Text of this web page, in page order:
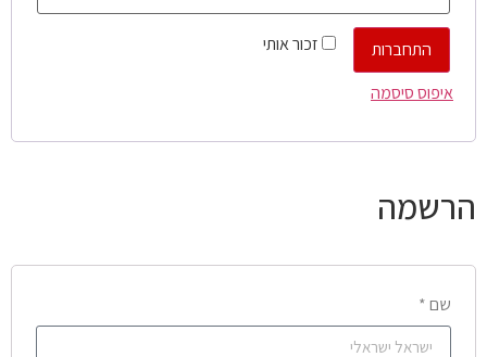
זכור אותי
התחברות
איפוס סיסמה
הרשמה
שם *